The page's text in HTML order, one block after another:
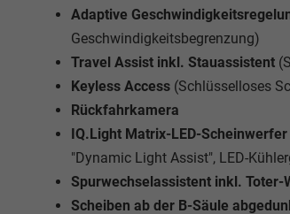
Adaptive
Geschwindigkeitsbegrenzung)
Travel Assist inkl. Stauassistent
Keyless Access (Schlüsselloses
Rückfahrkamera
IQ.Light Matrix-LED-Scheinwerfer
"Dynamic Light Assist", LED-
Spurwechselassistent inkl. Toter-
Scheiben ab der B-Säule